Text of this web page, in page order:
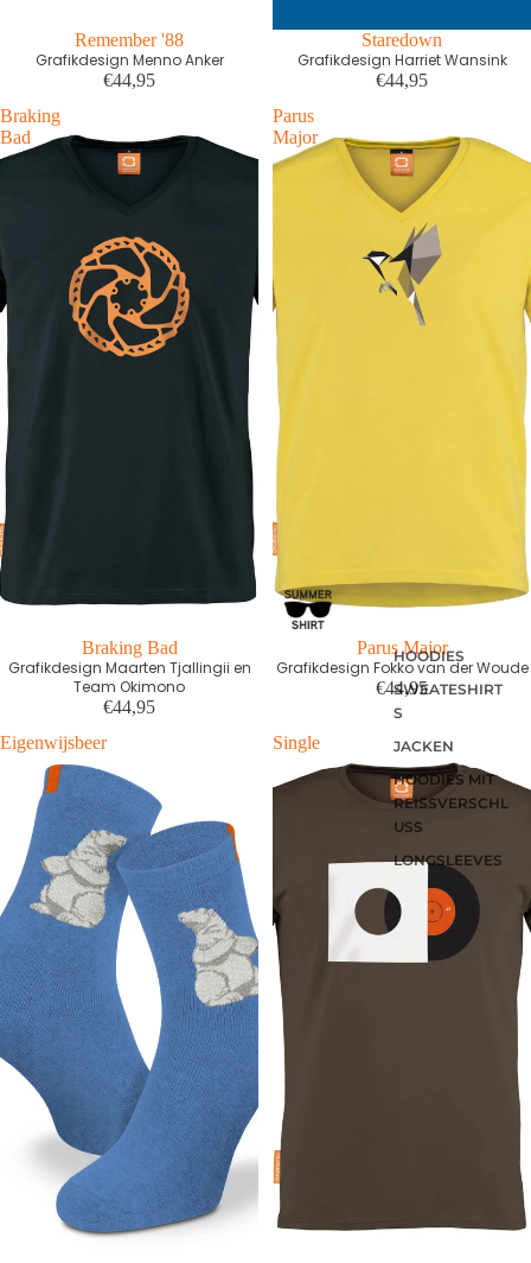
HOODIES
SWEATESHIRT
S
JACKEN
HOODIES MIT
REISSVERSCHLU
SS
LONGSLEEVES
Remember '88
Grafikdesign Menno Anker
€44,95
Staredown
Grafikdesign Harriet Wansink
€44,95
Braking
Bad
Braking Bad
Grafikdesign Maarten Tjallingii en
Team Okimono
€44,95
Parus
Major
First editionParus Major
Grafikdesign Fokko van der Woude
€44,95
Eigenwijsbeer Single